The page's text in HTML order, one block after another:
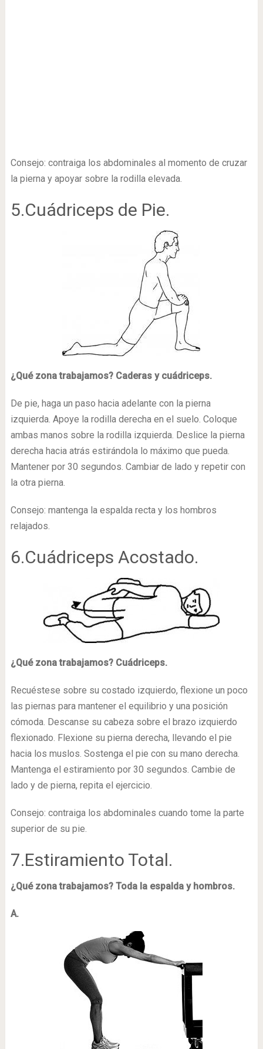
Consejo: contraiga los abdominales al momento de cruzar
la pierna y apoyar sobre la rodilla elevada.
5.Cuádriceps de Pie.
¿Qué zona trabajamos? Caderas y cuádriceps.
De pie, haga un paso hacia adelante con la pierna
izquierda. Apoye la rodilla derecha en el suelo. Coloque
ambas manos sobre la rodilla izquierda. Deslice la pierna
derecha hacia atrás estirándola lo máximo que pueda.
Mantener por 30 segundos. Cambiar de lado y repetir con
la otra pierna.
Consejo: mantenga la espalda recta y los hombros
relajados.
6.Cuádriceps Acostado.
¿Qué zona trabajamos? Cuádriceps.
Recuéstese sobre su costado izquierdo, flexione un poco
las piernas para mantener el equilibrio y una posición
cómoda. Descanse su cabeza sobre el brazo izquierdo
flexionado. Flexione su pierna derecha, llevando el pie
hacia los muslos. Sostenga el pie con su mano derecha.
Mantenga el estiramiento por 30 segundos. Cambie de
lado y de pierna, repita el ejercicio.
Consejo: contraiga los abdominales cuando tome la parte
superior de su pie.
7.Estiramiento Total.
¿Qué zona trabajamos? Toda la espalda y hombros.
A.